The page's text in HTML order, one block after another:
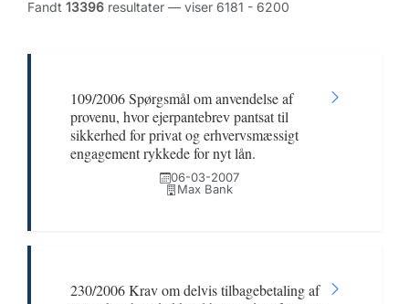
Fandt 13396 resultater — viser 6181 - 6200
109/2006 Spørgsmål om anvendelse af
provenu, hvor ejerpantebrev pantsat til
sikkerhed for privat og erhvervsmæssigt
engagement rykkede for nyt lån.
06-03-2007
Max Bank
230/2006 Krav om delvis tilbagebetaling af